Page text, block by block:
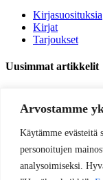
Arvostamme
Käytämme evästeitä
personoitujen
analysoimiseksi.
Kirjasuosituksia
Kirjat
Tarjoukset
Uusimmat artikkelit
Lukunurkkaus kutsuu
Bullet journal ideat: 15